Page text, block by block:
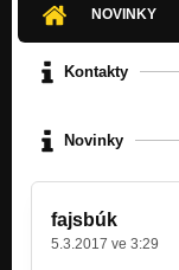
NOVINKY
Kontakty
Novinky
fajsbúk
5.3.2017 ve 3:29